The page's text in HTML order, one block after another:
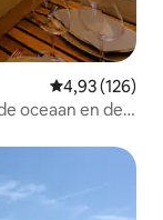
Gemiddelde
4,93 (126)
oceaan en de